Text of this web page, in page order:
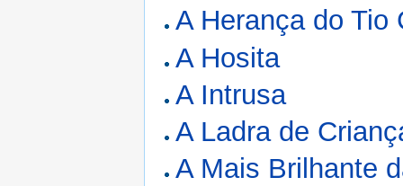
A Herança do Tio
A Hosita
A Intrusa
A Ladra de
A Mais Brilhante